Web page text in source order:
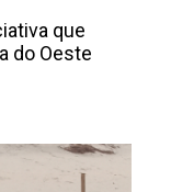
que
do Oeste